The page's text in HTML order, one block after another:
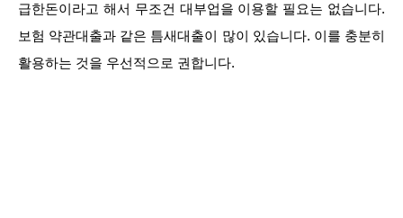
급한돈이라고 해서 무조건 대부업을 이용할 필요는 없습니다.
보험 약관대출과 같은 틈새대출이 많이 있습니다. 이를 충분히
활용하는 것을 우선적으로 권합니다.